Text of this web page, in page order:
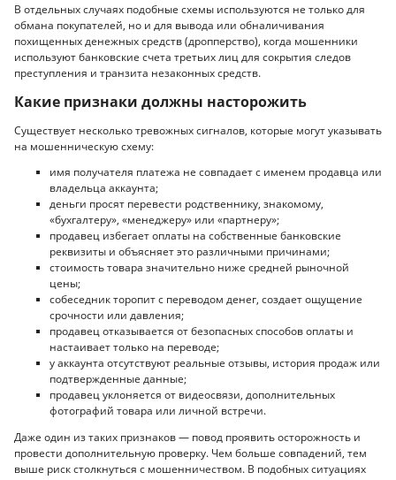
В отдельных случаях подобные схемы используются не только для
обмана покупателей, но и для вывода или обналичивания
похищенных денежных средств (дропперство), когда мошенники
используют банковские счета третьих лиц для сокрытия следов
преступления и транзита незаконных средств.
Какие признаки должны насторожить
Существует несколько тревожных сигналов, которые могут указывать
на мошенническую схему:
имя получателя платежа не совпадает с именем продавца или
владельца аккаунта;
деньги просят перевести родственнику, знакомому,
«бухгалтеру», «менеджеру» или «партнеру»;
продавец избегает оплаты на собственные банковские
реквизиты и объясняет это различными причинами;
стоимость товара значительно ниже средней рыночной
цены;
собеседник торопит с переводом денег, создает ощущение
срочности или давления;
продавец отказывается от безопасных способов оплаты и
настаивает только на переводе;
у аккаунта отсутствуют реальные отзывы, история продаж или
подтвержденные данные;
продавец уклоняется от видеосвязи, дополнительных
фотографий товара или личной встречи.
Даже один из таких признаков — повод проявить осторожность и
провести дополнительную проверку. Чем больше совпадений, тем
выше риск столкнуться с мошенничеством. В подобных ситуациях